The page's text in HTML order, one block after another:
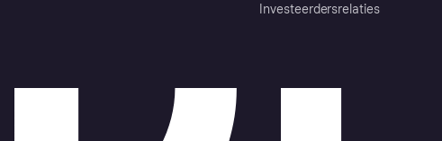
Investeerdersrelaties